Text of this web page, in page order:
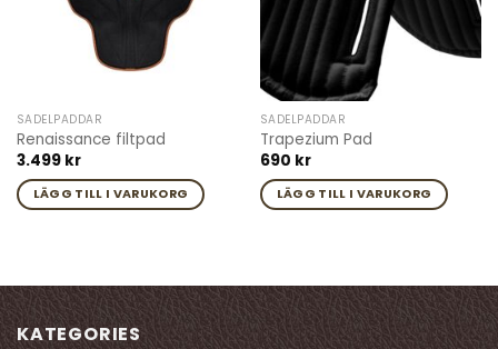
alternativen
produktsidan
olika
alternativen
kan
väljas
på
produktsidan
SADELPADDAR
Renaissance filtpad
3.499 kr
LÄGG TILL I VARUKORG
SADELPADDAR
Trapezium Pad
690 kr
LÄGG TILL I VARUKORG
KATEGORIES